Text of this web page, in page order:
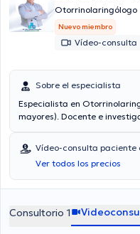
Otorrinolaringólogo
Nuevo miembro
Vídeo-consulta
Sobre el especialista
Especialista en
mayores). Docente e
Vídeo-consulta paciente
Ver todos los precios
Consultorio 1